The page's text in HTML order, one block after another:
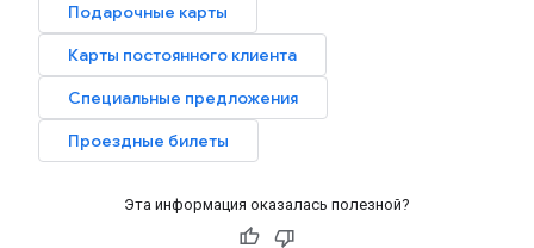
Подарочные карты
Карты постоянного клиента
Специальные предложения
Проездные билеты
Эта информация оказалась полезной?